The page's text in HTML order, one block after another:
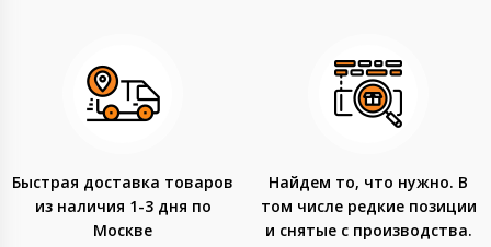
Быстрая доставка товаров
из наличия 1-3 дня по
Москве
Найдем то, что нужно. В
том числе редкие позиции
и снятые с производства.